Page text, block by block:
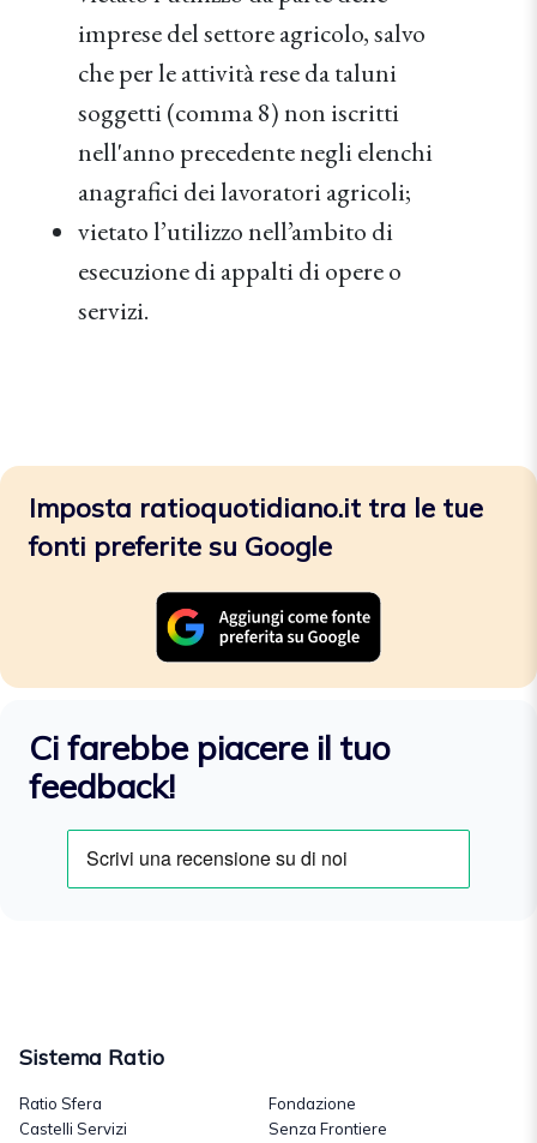
imprese del settore agricolo, salvo
che per le attività rese da taluni
soggetti (comma 8) non iscritti
nell'anno precedente negli elenchi
anagrafici dei lavoratori agricoli;
vietato l’utilizzo nell’ambito di
esecuzione di appalti di opere o
servizi.
Imposta ratioquotidiano.it tra le tue
fonti preferite su Google
Ci farebbe piacere il tuo
feedback!
Sistema Ratio
Ratio Sfera
Castelli Servizi
Fondazione
Senza Frontiere